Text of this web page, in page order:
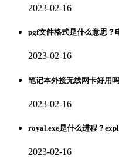
2023-02-16
pgf文件格式是什么意思？
2023-02-16
笔记本外接无线网卡好用
2023-02-16
royal.exe是什么进程？
2023-02-16